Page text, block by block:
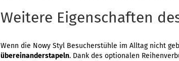
Weitere Eigenschaften
Wenn die Nowy Styl Besucherstühle im Alltag nicht
übereinanderstapeln. Dank des optionalen